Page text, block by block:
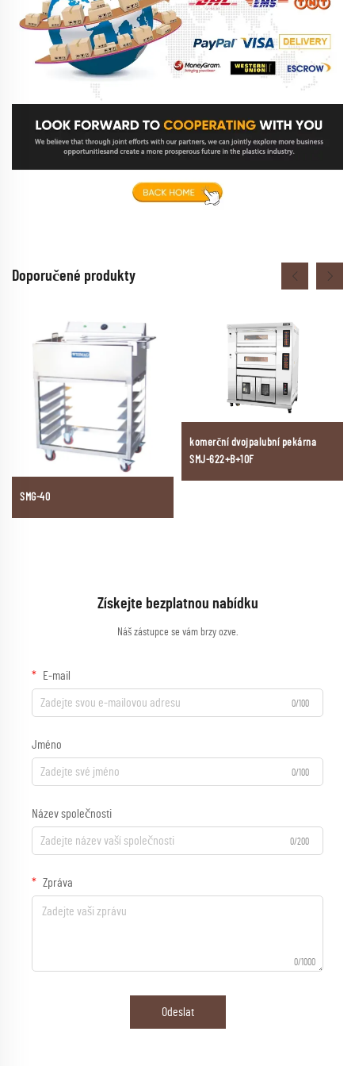
Doporučené produkty
SMG-40
komerční dvojpalubní pekárna
SMJ-622+B+10F
Získejte bezplatnou nabídku
Náš zástupce se vám brzy ozve.
E-mail
0/100
Jméno
0/100
Název společnosti
0/200
Zpráva
0/1000
Odeslat